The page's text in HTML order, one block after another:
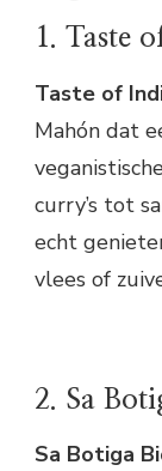
1. Taste
Taste of
Mahón dat
curry’s tot
echt
vlees of
2. Sa
Sa Botiga